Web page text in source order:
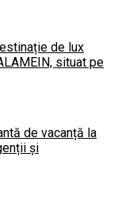
de lux
situat pe
de vacanță la
și